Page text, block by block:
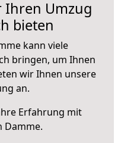
Ihren Umzug
bieten
kann viele
bringen, um Ihnen
wir Ihnen unsere
an.
Erfahrung mit
Damme.